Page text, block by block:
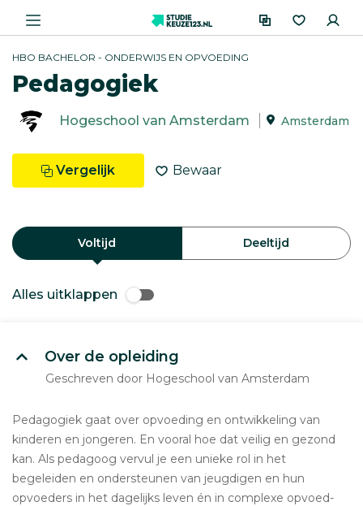
HBO BACHELOR - ONDERWIJS EN OPVOEDING
Pedagogiek
Hogeschool van Amsterdam Amsterdam
Vergelijk Bewaar
Voltijd Deeltijd
Alles uitklappen
Over de opleiding
Geschreven door Hogeschool van Amsterdam
Pedagogiek gaat over opvoeding en ontwikkeling van
kinderen en jongeren. En vooral hoe dat veilig en gezond
kan. Als pedagoog vervul je een unieke rol in het
begeleiden en ondersteunen van jeugdigen en hun
opvoeders in het dagelijks leven én in complexe opvoed-